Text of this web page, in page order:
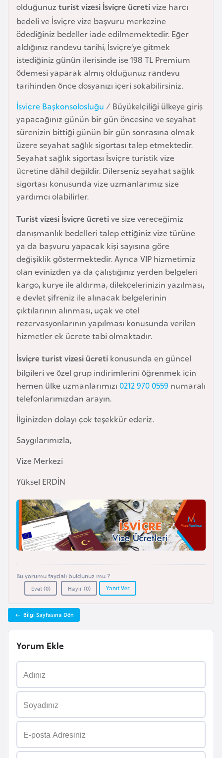
olduğunuz turist vizesi İsviçre ücretivize harcı
bedeli ve İsviçre vize başvuru merkezine
ödediğiniz bedeller iade edilmemektedir. Eğer
aldığınız randevu tarihi, İsviçre’ye gitmek
istediğiniz günün ilerisinde ise 198 TL Premium
ödemesi yaparak almış olduğunuz randevu
tarihinden önce dosyanızı içeri sokabilirsiniz.
İsviçre Başkonsolosluğu / Büyükelçiliği ülkeye giriş
yapacağınız günün bir gün öncesine ve seyahat
sürenizin bittiği günün bir gün sonrasına olmak
üzere seyahat sağlık sigortası talep etmektedir.
Seyahat sağlık sigortası İsviçre turistik vize
ücretine dâhil değildir. Dilerseniz seyahat sağlık
sigortası konusunda vize uzmanlarımız size
yardımcı olabilirler.
Turist vizesi İsviçre ücretive size vereceğimiz
danışmanlık bedelleri talep ettiğiniz vize türüne
ya da başvuru yapacak kişi sayısına göre
değişiklik göstermektedir. Ayrıca VIP hizmetimiz
olan evinizden ya da çalıştığınız yerden belgeleri
kargo, kurye ile aldırma, dilekçelerinizin yazılması,
e devlet şifreniz ile alınacak belgelerinin
çıktılarının alınması, uçak ve otel
rezervasyonlarının yapılması konusunda verilen
hizmetler ek ücrete tabi olmaktadır.
İsviçre turist vizesi ücreti konusunda en güncel
bilgileri ve özel grup indirimlerini öğrenmek için
hemen ülke uzmanlarımızı 0212 970 0559 numaralı
telefonlarımızdan arayın.
İlginizden dolayı çok teşekkür ederiz.
Saygılarımızla,
Vize Merkezi
Yüksel ERDİN
Bu yorumu faydalı buldunuz mu ?
Evet (0) Hayır (0) Yanıt Ver
Bilgi Sayfasına Dön
Yorum Ekle
D
a
n
i
m
a
r
k
a
D
e
m
o
k
a
t
i
k
K
o
n
g
o
B
u
l
g
a
r
s
a
n
m
e
i
a
n
s
o
y